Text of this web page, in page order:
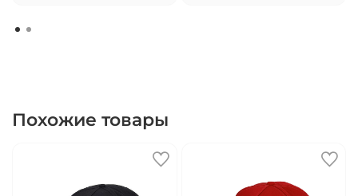
Похожие товары